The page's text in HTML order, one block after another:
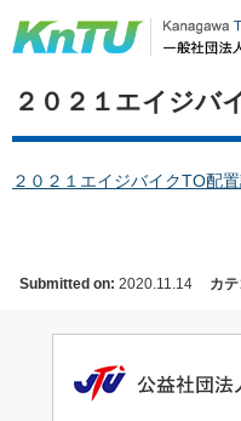
２０２１エイジバ
２０２１エイジバイクTO配
Submitted on: 2020.11.14 カ